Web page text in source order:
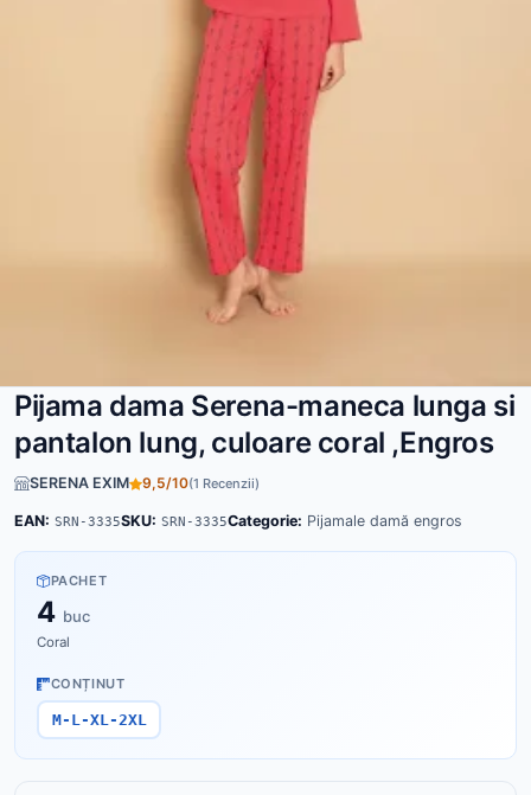
Pijama dama Serena-maneca lunga si
pantalon lung, culoare coral ,Engros
SERENA EXIM 9,5/10(1 Recenzii)
EAN: SRN-3335SKU: SRN-3335Categorie: Pijamale damă engros
PACHET
4 buc
Coral
CONȚINUT
M-L-XL-2XL